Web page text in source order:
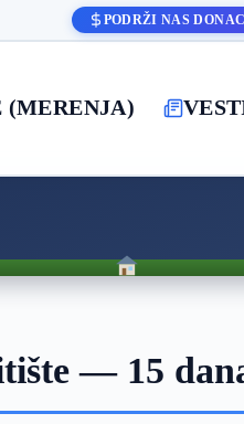
PODRŽI NAS
(MERENJA)
— 15